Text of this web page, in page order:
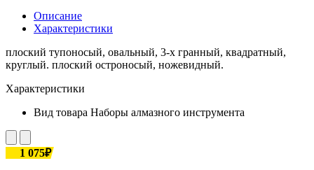
Описание
Характеристики
плоский тупоносый, овальный, 3-х гранный, квадратный,
круглый. плоский остроносый, ножевидный.
Характеристики
Вид товара Наборы алмазного инструмента
1 075₽